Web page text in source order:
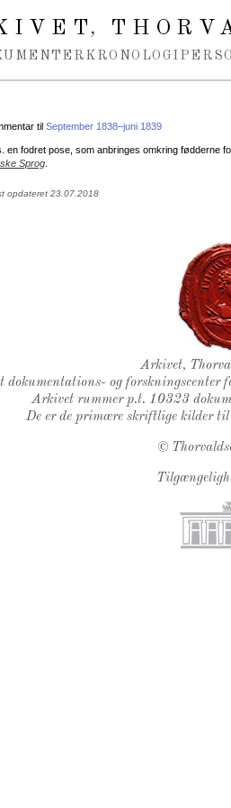
,
KRONOLOGI
til September 1838–juni 1839
en fodret pose, som anbringes omkring fødderne
Sprog
opdateret 23.07.2018
Arkivet,
dokumentations- og forskningscenter
Arkivet rummer p.t. 10323
De er de primære skriftlige kilder til
©